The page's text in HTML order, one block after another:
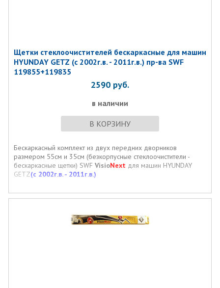
Щетки стеклоочистителей бескаркасные для машин
HYUNDAY GETZ (с 2002г.в. - 2011г.в.) пр-ва SWF
119855+119835
2590 руб.
в наличии
В КОРЗИНУ
Бескаркасный комплект из двух передних дворников
размером 55см и 35см (безкорпусные стеклоочистители -
бескаркасные щетки) SWF VisioNext для машин HYUNDAY
GETZ(с 2002г.в. - 2011г.в.)